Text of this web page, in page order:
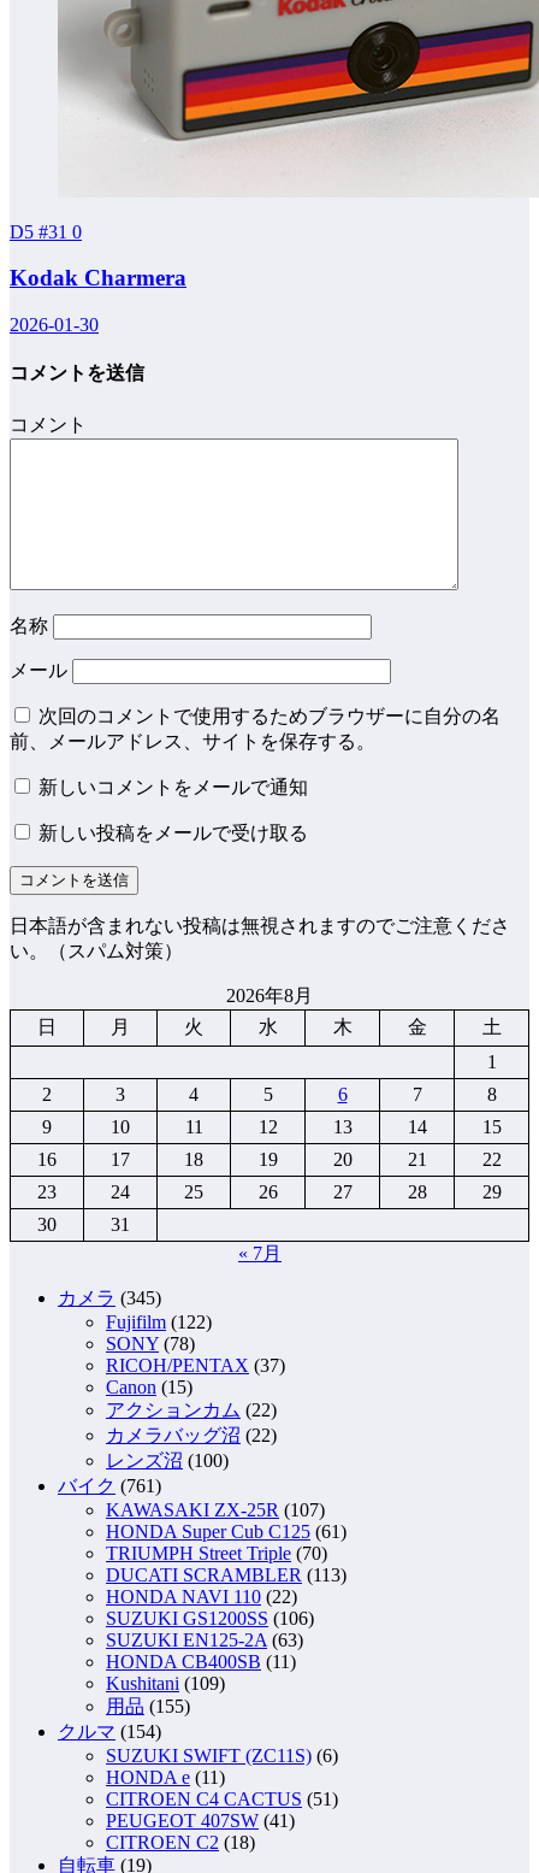
D5 #31 0
Kodak Charmera
2026-01-30
コメントを送信
コメント
名称
メール
次回のコメントで使用するためブラウザーに自分の名
前、メールアドレス、サイトを保存する。
新しいコメントをメールで通知
新しい投稿をメールで受け取る
日本語が含まれない投稿は無視されますのでご注意くださ
い。（スパム対策）
2026年8月
日
月 火 水 木 金
土
1
2
3 4 5 6 7
8
9
10 11 12 13 14
15
16
17 18 19 20 21
22
23
24 25 26 27 28
29
30
31
« 7月
カメラ (345)
Fujifilm (122)
SONY (78)
RICOH/PENTAX (37)
Canon (15)
アクションカム (22)
カメラバッグ沼 (22)
レンズ沼 (100)
バイク (761)
KAWASAKI ZX-25R (107)
HONDA Super Cub C125 (61)
TRIUMPH Street Triple (70)
DUCATI SCRAMBLER (113)
HONDA NAVI 110 (22)
SUZUKI GS1200SS (106)
SUZUKI EN125-2A (63)
HONDA CB400SB (11)
Kushitani (109)
用品 (155)
クルマ (154)
SUZUKI SWIFT (ZC11S) (6)
HONDA e (11)
CITROEN C4 CACTUS (51)
PEUGEOT 407SW (41)
CITROEN C2 (18)
自転車 (19)